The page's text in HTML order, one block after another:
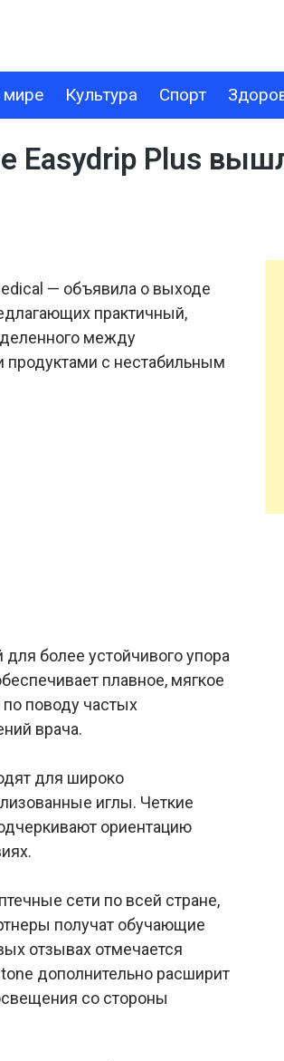
мире Культура Спорт
СПОРТ ЗДОРОВЬЕ ТЕХНОЛОГИИ
Easydrip Plus
— объявила о выходе
практичный,
между
с нестабильным
более устойчивого упора
плавное, мягкое
поводу частых
врача.
для широко
иглы. Четкие
ориентацию
сети по всей стране,
получат обучающие
отзывах отмечается
дополнительно расширит
со стороны